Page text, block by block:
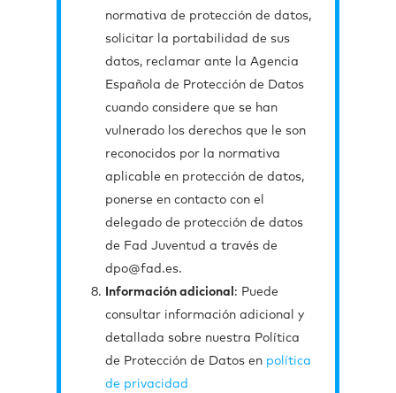
normativa de protección de datos,
solicitar la portabilidad de sus
datos, reclamar ante la Agencia
Española de Protección de Datos
cuando considere que se han
vulnerado los derechos que le son
reconocidos por la normativa
aplicable en protección de datos,
ponerse en contacto con el
delegado de protección de datos
de Fad Juventud a través de
dpo@fad.es.
Información adicional : Puede
consultar información adicional y
detallada sobre nuestra Política
de Protección de Datos en política
de privacidad